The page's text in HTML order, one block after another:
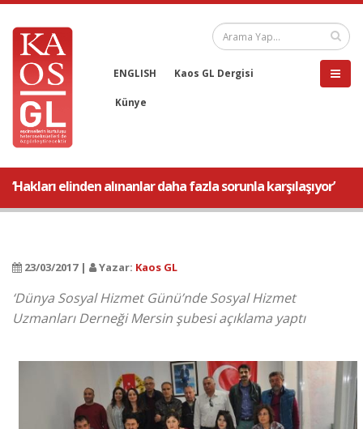
ENGLISH Kaos GL Dergisi
Künye
‘Hakları elinden alınanlar daha fazla sorunla karşılaşıyor’
23/03/2017 | Yazar: Kaos GL
‘Dünya Sosyal Hizmet Günü’nde Sosyal Hizmet
Uzmanları Derneği Mersin şubesi açıklama yaptı